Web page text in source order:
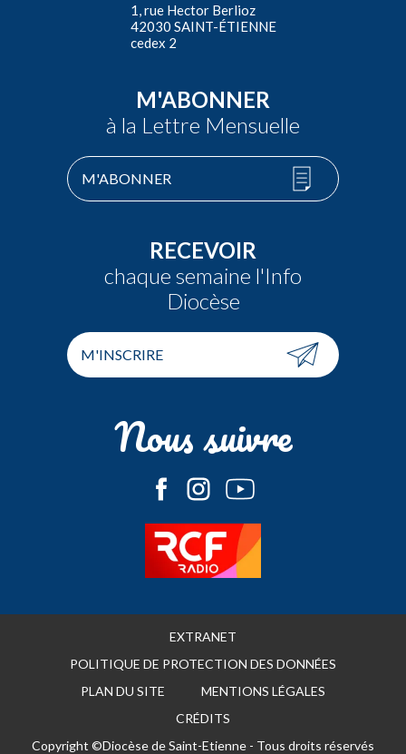
1, rue Hector Berlioz
42030 SAINT-ÉTIENNE
cedex 2
M'ABONNER
à la Lettre Mensuelle
M'ABONNER
RECEVOIR
chaque semaine l'Info
Diocèse
M'INSCRIRE
Nous suivre
EXTRANET
POLITIQUE DE PROTECTION DES DONNÉES
PLAN DU SITE
MENTIONS LÉGALES
CRÉDITS
Copyright ©Diocèse de Saint-Etienne - Tous droits réservés